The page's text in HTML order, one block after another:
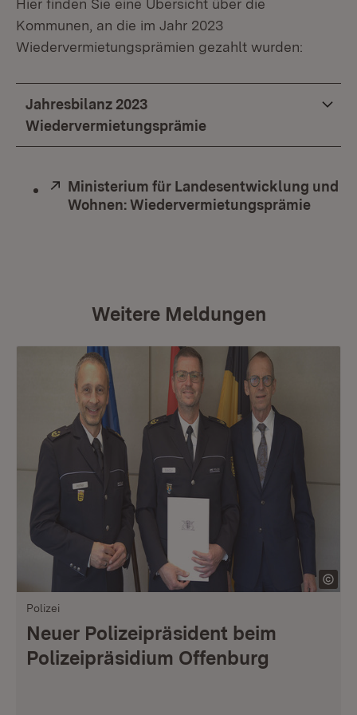
Hier finden Sie eine Übersicht über die
Kommunen, an die im Jahr 2023
Wiedervermietungsprämien gezahlt wurden:
Jahresbilanz 2023
Wiedervermietungsprämie
Extern:
Ministerium für Landesentwicklung und
Wohnen: Wiedervermietungsprämie
Weitere Meldungen
Polizei
Neuer Polizeipräsident beim
Polizeipräsidium Offenburg